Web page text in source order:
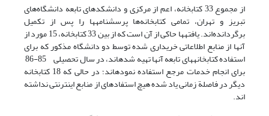
از مجموع 33 کتابخانه، اعم از مرکزی و دانشکده­ای تابعه دانشگاه‌های
تبریز و تهران، تمامی کتابخانه‌ها پرسشنامه­ها را پس از تکمیل
برگردانده‌اند. یافته­ها حاکی از آن است که از بین 33 کتابخانه، 15 مورد از
آنها از منابع اطلاعاتی خریداری شده توسط دو دانشگاه مذکور که برای
استفاده کتابخانه­های تابعه آنها تهیه شده­اند، در سال تحصیلی 85-86
برای انجام خدمات مرجع استفاده نموده­اند؛ در حالی که 18 کتابخانه
دیگر در فاصلة زمانی یاد شده هیچ استفاده­ای از منابع اینترنتی نداشته
اند.